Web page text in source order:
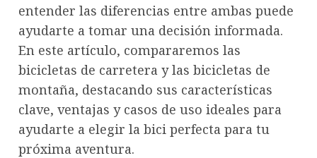
entender las diferencias entre ambas puede
ayudarte a tomar una decisión informada.
En este artículo, compararemos las
bicicletas de carretera y las bicicletas de
montaña, destacando sus características
clave, ventajas y casos de uso ideales para
ayudarte a elegir la bici perfecta para tu
próxima aventura.